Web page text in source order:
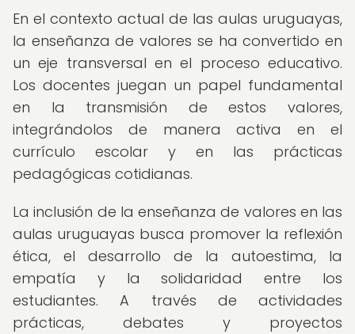
En el contexto actual de las aulas uruguayas,
la enseñanza de valores se ha convertido en
un eje transversal en el proceso educativo.
Los docentes juegan un papel fundamental
en la transmisión de estos valores,
integrándolos de manera activa en el
currículo escolar y en las prácticas
pedagógicas cotidianas.
La inclusión de la enseñanza de valores en las
aulas uruguayas busca promover la reflexión
ética, el desarrollo de la autoestima, la
empatía y la solidaridad entre los
estudiantes. A través de actividades
prácticas, debates y proyectos